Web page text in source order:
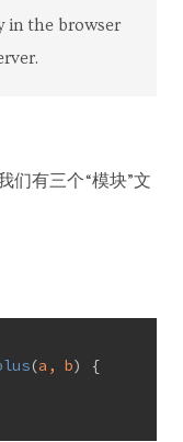
in the browser
们有三个“模块”文
(a, b)
{